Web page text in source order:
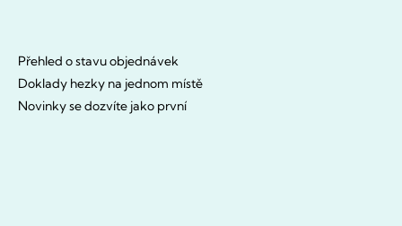
Přehled o stavu objednávek
Doklady hezky na jednom místě
Novinky se dozvíte jako první